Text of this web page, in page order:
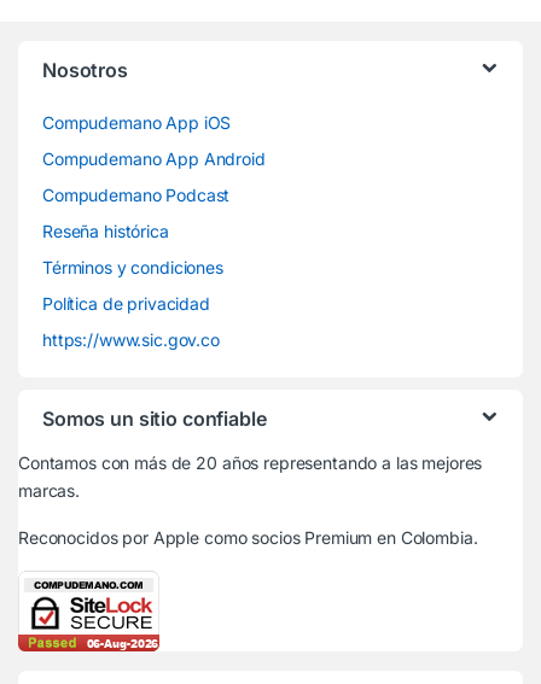
Nosotros
Compudemano App iOS
Compudemano App Android
Compudemano Podcast
Reseña histórica
Términos y condiciones
Política de privacidad
https://www.sic.gov.co
Somos un sitio confiable
Contamos con más de 20 años representando a las mejores
marcas.
Reconocidos por Apple como socios Premium en Colombia.